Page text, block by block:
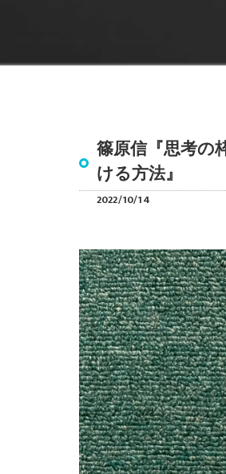
篠原信『思考
ける方法』
2022/10/14